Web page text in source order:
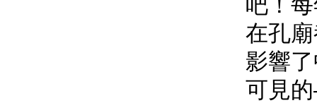
在孔
影響
可見